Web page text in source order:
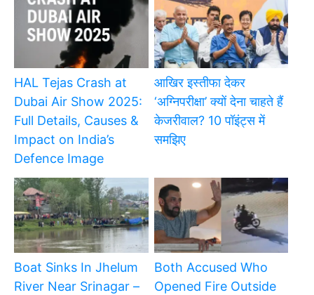
HAL Tejas Crash at
Dubai Air Show 2025:
Full Details, Causes &
Impact on India’s
Defence Image
आखिर इस्तीफा देकर
‘अग्निपरीक्षा’ क्यों देना चाहते हैं
केजरीवाल? 10 पॉइंट्स में
समझिए
Boat Sinks In Jhelum
River Near Srinagar –
Both Accused Who
Opened Fire Outside